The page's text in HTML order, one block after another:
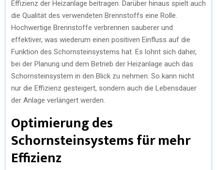
Effizienz der Heizanlage beitragen. Darüber hinaus spielt auch
die Qualität des verwendeten Brennstoffs eine Rolle.
Hochwertige Brennstoffe verbrennen sauberer und
effektiver, was wiederum einen positiven Einfluss auf die
Funktion des Schornsteinsystems hat. Es lohnt sich daher,
bei der Planung und dem Betrieb der Heizanlage auch das
Schornsteinsystem in den Blick zu nehmen. So kann nicht
nur die Effizienz gesteigert, sondern auch die Lebensdauer
der Anlage verlängert werden.
Optimierung des
Schornsteinsystems für mehr
Effizienz